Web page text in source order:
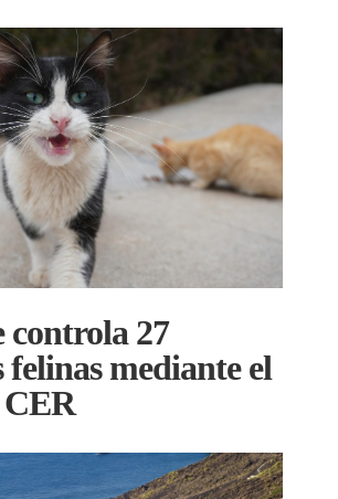
27
felinas mediante el